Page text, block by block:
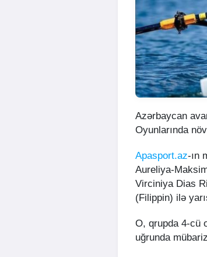
Azərbaycan
Oyunlarında
Apasport.az-ın
Aureliya-
Virciniya Dias
(Filippin) ilə
O, qrupda 4-cü
uğrunda